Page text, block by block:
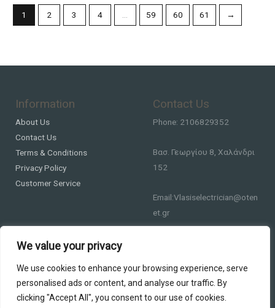
We value your privacy
We use cookies to enhance your browsing experience, serve
personalised ads or content, and analyse our traffic. By
clicking "Accept All", you consent to our use of cookies.
1 2 3 4 59 60 61 →
Information
About Us
Contact Us
Terms & Conditions
Privacy Policy
Customer Service
Contact Us
Phone: 2106829352
Βασ. Γεωργίου 8, Χαλάνδρι
152
Email:Vlasiselectrician@oten
et.gr
Copyright © 2026 DS Lighting